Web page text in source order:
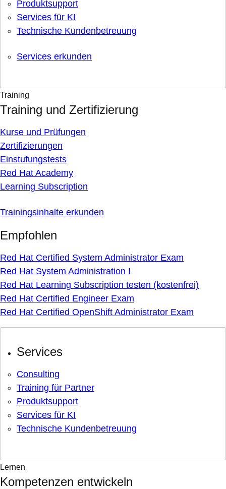
Produktsupport
Services für KI
Technische Kundenbetreuung
Services erkunden
Training
Training und Zertifizierung
Kurse und Prüfungen
Zertifizierungen
Einstufungstests
Red Hat Academy
Learning Subscription
Trainingsinhalte erkunden
Empfohlen
Red Hat Certified System Administrator Exam
Red Hat System Administration I
Red Hat Learning Subscription testen (kostenfrei)
Red Hat Certified Engineer Exam
Red Hat Certified OpenShift Administrator Exam
Services
Consulting
Training für Partner
Produktsupport
Services für KI
Technische Kundenbetreuung
Lernen
Kompetenzen entwickeln